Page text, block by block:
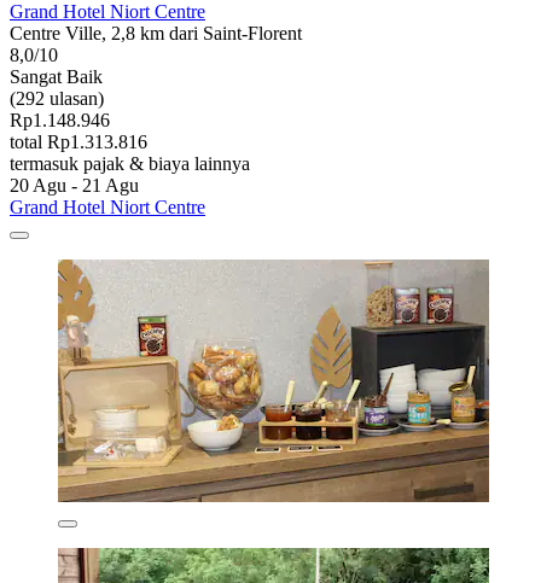
Grand Hotel Niort Centre
Centre Ville, 2,8 km dari Saint-Florent
8,0/10
Sangat Baik
(292 ulasan)
Rp1.148.946
total Rp1.313.816
termasuk pajak & biaya lainnya
20 Agu - 21 Agu
Grand Hotel Niort Centre